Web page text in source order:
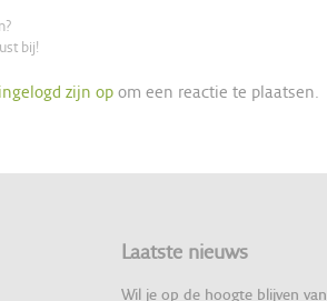
bij!
ingelogd zijn op om een reactie te plaatsen.
Laatste nieuws
Wil je op de hoogte blijven van